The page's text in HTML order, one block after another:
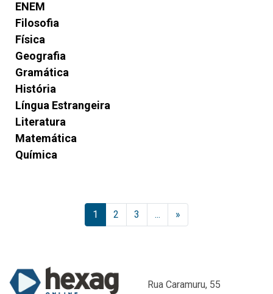
ENEM
Filosofia
Física
Geografia
Gramática
História
Língua Estrangeira
Literatura
Matemática
Química
1 2 3 ... »
Rua Caramuru, 55